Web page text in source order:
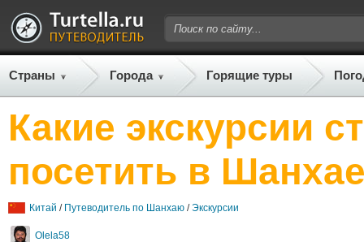
Страны Города Горящие туры
Какие экскурсии
посетить в
Китай / Путеводитель по Шанхаю /Экскурсии
Olela58